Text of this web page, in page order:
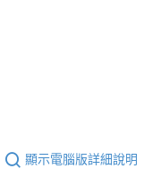
顯示電腦版詳細說明